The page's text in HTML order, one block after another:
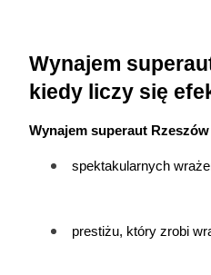
Wynajem
kiedy liczy się
Wynajem superaut Rzeszów
spektakularnych
prestiżu, który zrobi